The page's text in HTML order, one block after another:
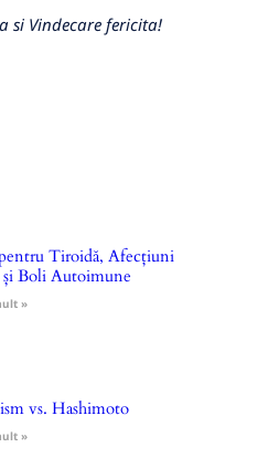
si Vindecare fericita!
Tiroidă, Afecțiuni
Boli Autoimune
»
vs. Hashimoto
»